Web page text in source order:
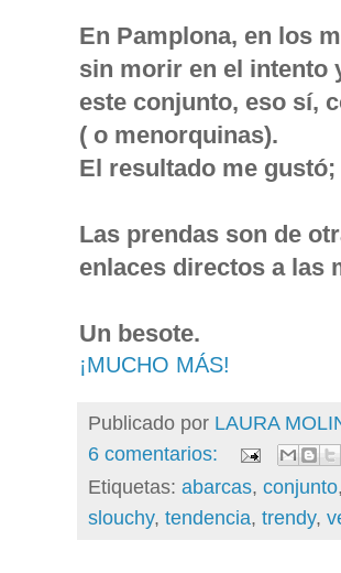
En Pamplona, en los
sin morir en el intento
este conjunto, eso sí,
( o menorquinas).
El resultado me
Las prendas son de
enlaces directos a las
Un besote.
¡MUCHO MÁS!
Publicado por LAURA
6 comentarios:
Etiquetas: abarcas, conjunto,
slouchy, tendencia, trendy,